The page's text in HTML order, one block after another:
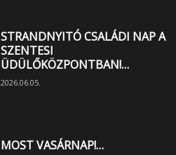
STRANDNYITÓ CSALÁDI NAP A
SZENTESI
ÜDÜLŐKÖZPONTBAN!…
2026.06.05.
MOST VASÁRNAP!…